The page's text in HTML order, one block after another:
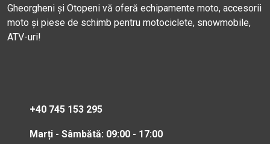
Gheorgheni și Otopeni vă oferă echipamente moto, accesorii
moto și piese de schimb pentru motociclete, snowmobile,
ATV-uri!
+40 745 153 295
Marți - Sâmbătă: 09:00 - 17:00